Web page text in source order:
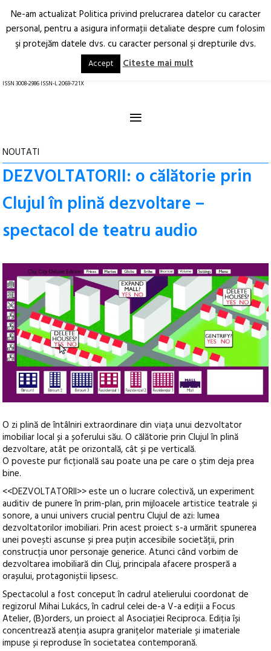
Arhitectură.
Oraș.
RO EN
ISSN 3008-2986 ISSN-L 2069-721X
≡
NOUTATI
DEZVOLTATORII: o călătorie prin
Clujul în plină dezvoltare –
spectacol de teatru audio
O zi plină de întâlniri extraordinare din viața unui dezvoltator
imobiliar local și a șoferului său. O călătorie prin Clujul în plină
dezvoltare, atât pe orizontală, cât și pe verticală.
O poveste pur ficțională sau poate una pe care o știm deja prea
bine.
<<DEZVOLTATORII>> este un o lucrare colectivă, un experiment
auditiv de punere în prim-plan, prin mijloacele artistice teatrale și
sonore, a unui univers crucial pentru Clujul de azi: lumea
dezvoltatorilor imobiliari. Prin acest proiect s-a urmărit spunerea
unei povești ascunse și prea puțin accesibile societății, prin
construcția unor personaje generice. Atunci când vorbim de
dezvoltarea imobiliară din Cluj, principala afacere prosperă a
orașului, protagoniștii lipsesc.
Spectacolul a fost conceput în cadrul atelierului coordonat de
regizorul Mihai Lukács, în cadrul celei de-a V-a ediții a Focus
Atelier, (B)orders, un proiect al Asociației Reciproca. Ediția își
concentrează atenția asupra granițelor materiale și imateriale
impuse și reproduse în societatea contemporană.
Ne-am actualizat Politica privind prelucrarea datelor cu caracter
personal, pentru a asigura informaţii detaliate despre cum folosim
şi protejăm datele dvs. cu caracter personal şi drepturile dvs.
Accept Citeste mai mult